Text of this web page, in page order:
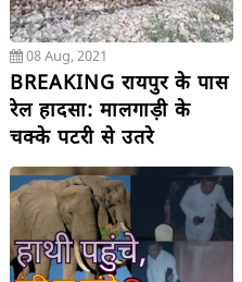
08 Aug, 2021
BREAKING रायपुर के पास
रेल हादसा: मालगाड़ी के
चक्के पटरी से उतरे